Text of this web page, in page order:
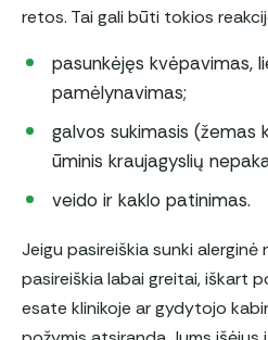
retos. Tai gali būti tokios
pasunkėjęs kvėpavimas,
pamėlynavimas;
galvos sukimasis (žemas
ūminis kraujagyslių
veido ir kaklo patinimas.
Jeigu pasireiškia sunki alerginė
pasireiškia labai greitai, iškart
esate klinikoje ar gydytojo